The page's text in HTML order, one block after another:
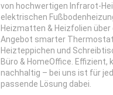
von hochwertigen Infrarot-
elektrischen
Heizmatten & Heizfolien über
Angebot smarter
Heizteppichen und
Büro & HomeOffice. Effizient,
nachhaltig – bei uns ist für
passende Lösung dabei.